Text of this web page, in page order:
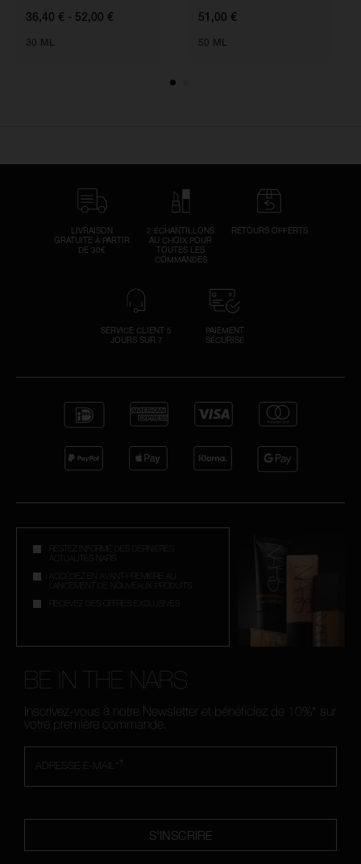
votre calendrier de paiement ainsi que
commande.
Que se passe-t-il si j’annule ou retourne
36,40 € - 52,00 €
30 ML
51,00 €
50 ML
LIVRAISON
GRATUITE À PARTIR
DE 30€
2 ÉCHANTILLONS
AU CHOIX POUR
TOUTES LES
COMMANDES
RETOURS OFFERTS
SERVICE CLIENT 5
JOURS SUR 7
PAIEMENT
SÉCURISÉ
RESTEZ INFORMÉ DES DERNIÈRES
ACTUALITÉS NARS
ACCÉDEZ EN AVANT-PREMIÈRE AU
LANCEMENT DE NOUVEAUX PRODUITS
RECEVEZ DES OFFRES EXCLUSIVES
BE IN THE NARS
Inscrivez-vous à notre Newsletter et bénéficiez de 10%* sur
votre première commande.
*
ADRESSE E-MAIL*
S'INSCRIRE